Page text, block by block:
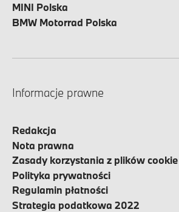
MINI Polska
BMW Motorrad Polska
Informacje prawne
Redakcja
Nota prawna
Zasady korzystania z plików cookie
Polityka prywatności
Regulamin płatności
Strategia podatkowa 2022